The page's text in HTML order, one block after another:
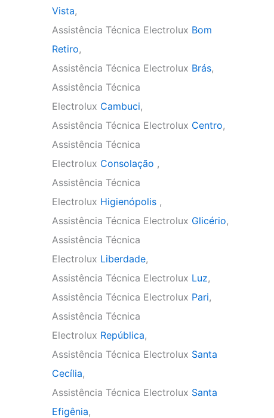
Vista,
Assistência Técnica Electrolux Bom
Retiro,
Assistência Técnica Electrolux Brás,
Assistência Técnica
Electrolux Cambuci,
Assistência Técnica Electrolux Centro,
Assistência Técnica
Electrolux Consolação ,
Assistência Técnica
Electrolux Higienópolis ,
Assistência Técnica Electrolux Glicério,
Assistência Técnica
Electrolux Liberdade,
Assistência Técnica Electrolux Luz,
Assistência Técnica Electrolux Pari,
Assistência Técnica
Electrolux República,
Assistência Técnica Electrolux Santa
Cecília,
Assistência Técnica Electrolux Santa
Efigênia,